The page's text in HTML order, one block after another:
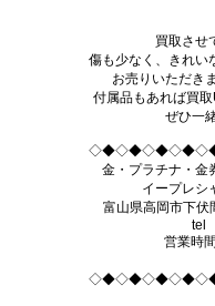
買取させ
傷も少なく、きれい
お売りいただき
付属品もあれば買
ぜひ一
金・プラチナ・金
イープレシ
富山県高岡市下
tel
営業時